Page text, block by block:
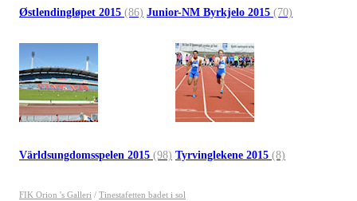
Østlendingløpet 2015 (86) Junior-NM Byrkjelo 2015 (70)
Världsungdomsspelen 2015 (98) Tyrvinglekene 2015 (8)
FIK Orion 's Galleri / Tinestafetten badet i sol